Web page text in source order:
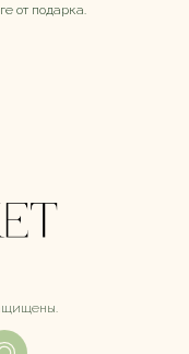
от подарка.